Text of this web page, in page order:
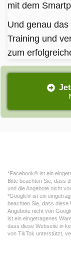
mit dem
Und genau
Training und
zum
*Facebook® ist ein
Bitte beachten Sie, dass
und die Angebote nicht
*Google® ist ein
beachten Sie, dass diese
Angebote nicht von
ist ein eingetragenes
dass diese Webseite in
von TikTok unterstützt,